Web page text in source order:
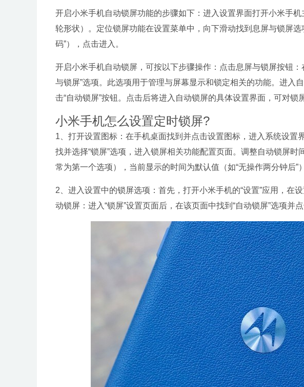
开启小米手机自动锁屏功能的步骤如下：进入设置界面打开小米手
轮形状）。定位锁屏功能在设置菜单中，向下滑动找到息屏与锁屏
码”），点击进入。
开启小米手机自动锁屏，可按以下步骤操作：点击息屏与锁屏按钮
与锁屏”选项。此选项用于管理与屏幕显示和锁定相关的功能。进入
击“自动锁屏”按钮。点击后将进入自动锁屏的具体设置界面，可对锁
小米手机怎么设置定时锁屏?
1、打开设置图标：在手机桌面找到并点击设置图标，进入系统设置
找并选择“锁屏”选项，进入锁屏相关功能配置页面。调整自动锁屏时
常为第一个选项），当前显示的时间为默认值（如“无操作两分钟后”）
2、进入设置中的锁屏选项：首先，打开小米手机的“设置”应用，在
动锁屏：进入“锁屏”设置页面后，在该页面中找到“自动锁屏”选项并点